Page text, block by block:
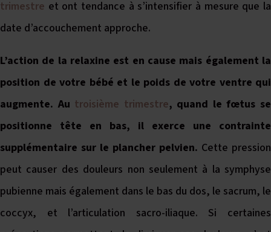
trimestre et ont tendance à s’intensifier à mesure que la
date d’accouchement approche.
L’action de la relaxine est en cause mais également la
position de votre bébé et le poids de votre ventre qui
augmente. Au troisième trimestre, quand le fœtus se
positionne tête en bas, il exerce une contrainte
supplémentaire sur le plancher pelvien. Cette pression
peut causer des douleurs non seulement à la symphyse
pubienne mais également dans le bas du dos, le sacrum, le
coccyx, et l’articulation sacro-iliaque. Si certaines